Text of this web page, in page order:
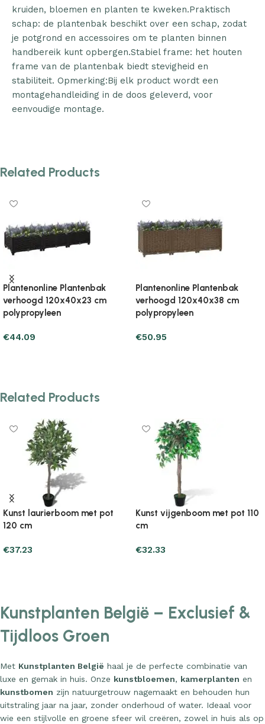
kruiden, bloemen en planten te kweken.Praktisch
schap: de plantenbak beschikt over een schap, zodat
je potgrond en accessoires om te planten binnen
handbereik kunt opbergen.Stabiel frame: het houten
frame van de plantenbak biedt stevigheid en
stabiliteit. Opmerking:Bij elk product wordt een
montagehandleiding in de doos geleverd, voor
eenvoudige montage.
Related Products
Plantenonline Plantenbak
verhoogd 120x40x38 cm
polypropyleen
€48.99
Plantenonline Plantenbak
verhoogd 120x40x71 cm
polypropyleen
€71.53
Related Products
Kunst laurierboom met pot
120 cm
€37.23
Kunst vijgenboom met pot 110
cm
€32.33
Kunstplanten België – Exclusief &
Tijdloos Groen
Met Kunstplanten België haal je de perfecte combinatie van
luxe en gemak in huis. Onze kunstbloemen, kamerplanten en
kunstbomen zijn natuurgetrouw nagemaakt en behouden hun
uitstraling jaar na jaar, zonder onderhoud of water. Ideaal voor
wie een stijlvolle en groene sfeer wil creëren, zowel in huis als op